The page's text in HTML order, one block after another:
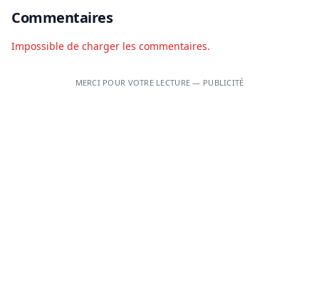
Commentaires
Impossible de charger les commentaires.
MERCI POUR VOTRE LECTURE — PUBLICITÉ